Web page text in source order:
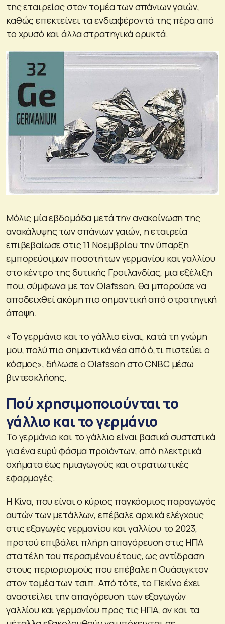
της εταιρείας στον τομέα των σπάνιων γαιών,
καθώς επεκτείνει τα ενδιαφέροντά της πέρα από
το χρυσό και άλλα στρατηγικά ορυκτά.
Μόλις μία εβδομάδα μετά την ανακοίνωση της
ανακάλυψης των σπάνιων γαιών, η εταιρεία
επιβεβαίωσε στις 11 Νοεμβρίου την ύπαρξη
εμπορεύσιμων ποσοτήτων γερμανίου και γαλλίου
στο κέντρο της δυτικής Γροιλανδίας, μια εξέλιξη
που, σύμφωνα με τον Olafsson, θα μπορούσε να
αποδειχθεί ακόμη πιο σημαντική από στρατηγική
άποψη.
«Το γερμάνιο και το γάλλιο είναι, κατά τη γνώμη
μου, πολύ πιο σημαντικά νέα από ό,τι πιστεύει ο
κόσμος», δήλωσε ο Olafsson στο CNBC μέσω
βιντεοκλήσης.
Πού χρησιμοποιούνται το
γάλλιο και το γερμάνιο
Το γερμάνιο και το γάλλιο είναι βασικά συστατικά
για ένα ευρύ φάσμα προϊόντων, από ηλεκτρικά
οχήματα έως ημιαγωγούς και στρατιωτικές
εφαρμογές.
Η Κίνα, που είναι ο κύριος παγκόσμιος παραγωγός
αυτών των μετάλλων, επέβαλε αρχικά ελέγχους
στις εξαγωγές γερμανίου και γαλλίου το 2023,
προτού επιβάλει πλήρη απαγόρευση στις ΗΠΑ
στα τέλη του περασμένου έτους, ως αντίδραση
στους περιορισμούς που επέβαλε η Ουάσιγκτον
στον τομέα των τσιπ. Από τότε, το Πεκίνο έχει
αναστείλει την απαγόρευση των εξαγωγών
γαλλίου και γερμανίου προς τις ΗΠΑ, αν και τα